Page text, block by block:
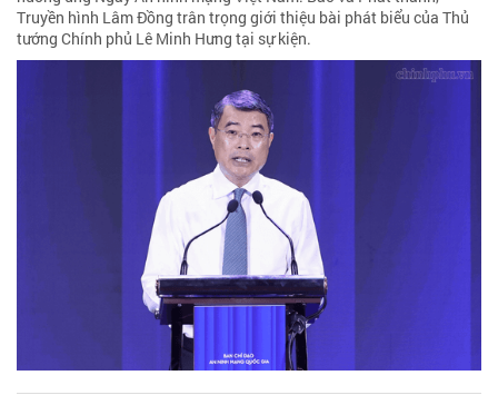
Truyền hình Lâm Đồng trân trọng giới thiệu bài phát biểu của Thủ
tướng Chính phủ Lê Minh Hưng tại sự kiện.